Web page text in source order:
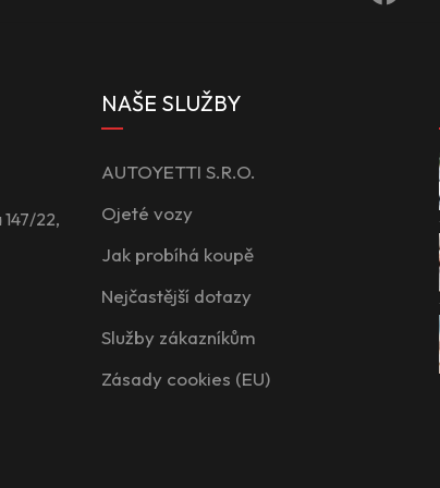
22,
NAŠE SLUŽBY
AUTOYETTI S.R.O.
Ojeté vozy
Jak probíhá koupě
Nejčastější dotazy
Služby zákazníkům
Zásady cookies (EU)